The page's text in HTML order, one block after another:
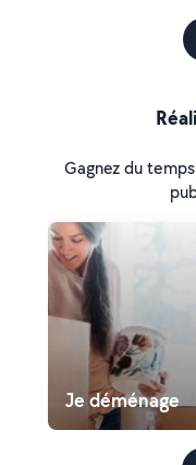
Gagnez du
Je déménage